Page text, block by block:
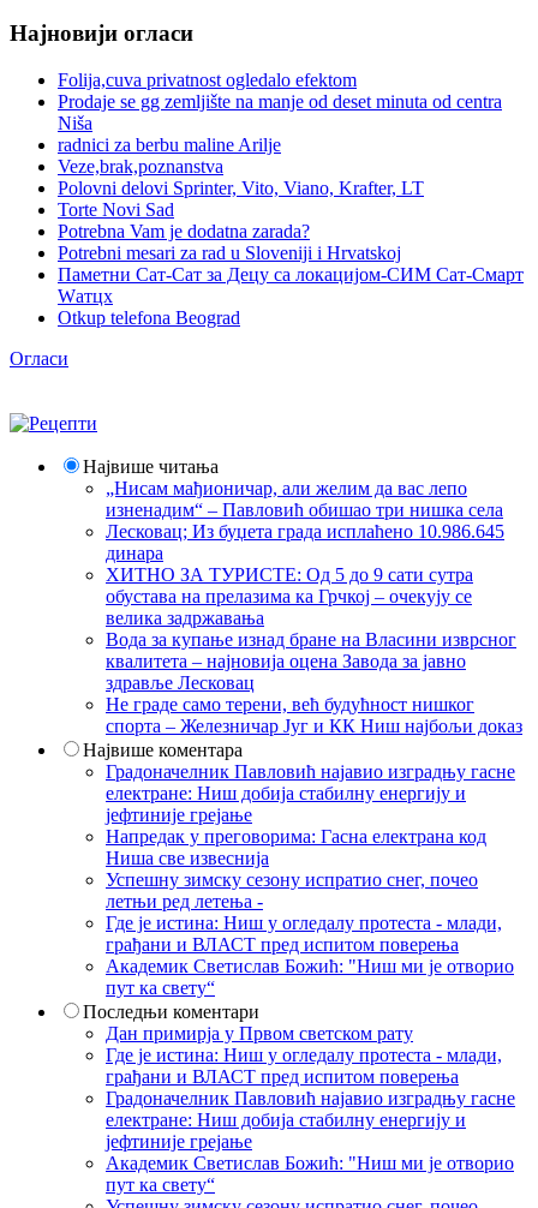
Најновији огласи
Folija,cuva privatnost ogledalo efektom
Prodaje se gg zemljište na manje od deset minuta od centra
Niša
radnici za berbu maline Arilje
Veze,brak,poznanstva
Polovni delovi Sprinter, Vito, Viano, Krafter, LT
Torte Novi Sad
Potrebna Vam je dodatna zarada?
Potrebni mesari za rad u Sloveniji i Hrvatskoj
Паметни Сат-Сат за Децу са локацијом-СИМ Сат-Смарт
Wатцх
Otkup telefona Beograd
Огласи
Највише читања
„Нисам мађионичар, али желим да вас лепо
изненадим“ – Павловић обишао три нишка села
Лесковац; Из буџета града исплаћено 10.986.645
динара
ХИТНО ЗА ТУРИСТЕ: Од 5 до 9 сати сутра
обустава на прелазима ка Грчкој – очекују се
велика задржавања
Вода за купање изнад бране на Власини изврсног
квалитета – најновија оцена Завода за јавно
здравље Лесковац
Не граде само терени, већ будућност нишког
спорта – Железничар Југ и КК Ниш најбољи доказ
Највише коментара
Градоначелник Павловић најавио изградњу гасне
електране: Ниш добија стабилну енергију и
јефтиније грејање
Напредак у преговорима: Гасна електрана код
Ниша све извеснија
Успешну зимску сезону испратио снег, почео
летњи ред летења -
Где је истина: Ниш у огледалу протеста - млади,
грађани и ВЛАСТ пред испитом поверења
Академик Светислав Божић: "Ниш ми је отворио
пут ка свету“
Последњи коментари
Дан примирја у Првом светском рату
Где је истина: Ниш у огледалу протеста - млади,
грађани и ВЛАСТ пред испитом поверења
Градоначелник Павловић најавио изградњу гасне
електране: Ниш добија стабилну енергију и
јефтиније грејање
Академик Светислав Божић: "Ниш ми је отворио
пут ка свету“